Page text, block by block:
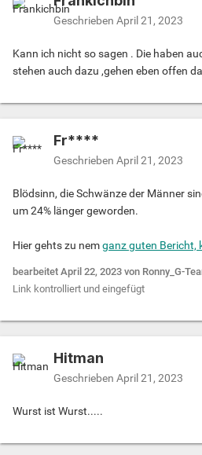
Geschrieben April 21, 2023
Kann ich nicht so sagen . Die haben
stehen auch dazu ,gehen eben offen
Fr****
Geschrieben April 21, 2023
Blödsinn, die Schwänze der Männer
um 24% länger geworden.
Hier gehts zu nemganz guten Bericht,
bearbeitet April 22, 2023 von Ronny_G-
Link kontrolliert und eingefügt
Hitman
Geschrieben April 21, 2023
Wurst ist Wurst.....